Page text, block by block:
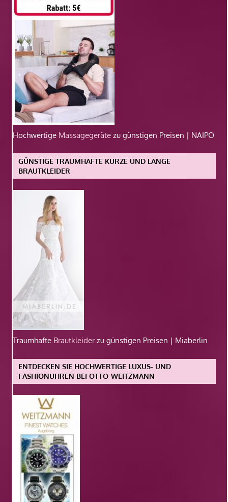
Hochwertige Massagegeräte zu günstigen Preisen | NAIPO
GÜNSTIGE TRAUMHAFTE KURZE UND LANGE
BRAUTKLEIDER
Traumhafte Brautkleiderzu günstigen Preisen | Miaberlin
ENTDECKEN SIE HOCHWERTIGE LUXUS- UND
FASHIONUHREN BEI OTTO-WEITZMANN